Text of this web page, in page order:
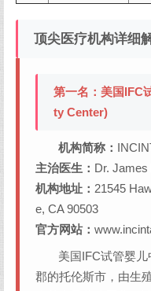
顶尖医疗机构详细
第一名：美国IFC
ty Center)
机构简称：
主治医生： Dr. James
机构地址： 21545
e, CA 90503
官方网站：
美国IFC试管婴
郡的托伦斯市，由生